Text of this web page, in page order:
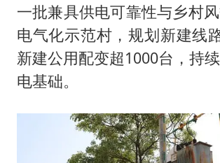
一批兼具供电可靠性与乡村
电气化示范村，规划新建线
新建公用配变超1000台，持
电基础。